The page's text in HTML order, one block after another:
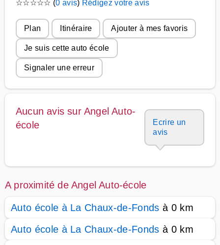
☆☆☆☆☆ (0 avis) Rédigez votre avis
Plan Itinéraire Ajouter à mes favoris
Je suis cette auto école
Signaler une erreur
Aucun avis sur Angel Auto-
école
Ecrire un
avis
A proximité de Angel Auto-école
Auto école à La Chaux-de-Fonds à 0 km
Auto école à La Chaux-de-Fonds à 0 km